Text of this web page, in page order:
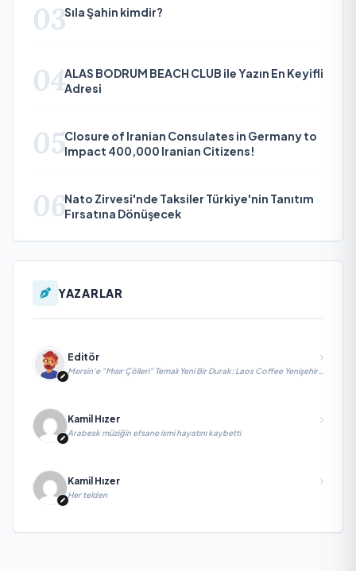
03Sıla Şahin kimdir?
04ALAS BODRUM BEACH CLUB ile Yazın En Keyifli
Adresi
05Closure of Iranian Consulates in Germany to
Impact 400,000 Iranian Citizens!
06Nato Zirvesi'nde Taksiler Türkiye'nin Tanıtım
Fırsatına Dönüşecek
YAZARLAR
Editör
Mersin'e "Mısır Çölleri" Temalı Yeni Bir Durak: Laos Coffee Yenişehir
Kamil Hızer
Arabesk müziğin efsane ismi hayatını kaybetti
Kamil Hızer
Her telden